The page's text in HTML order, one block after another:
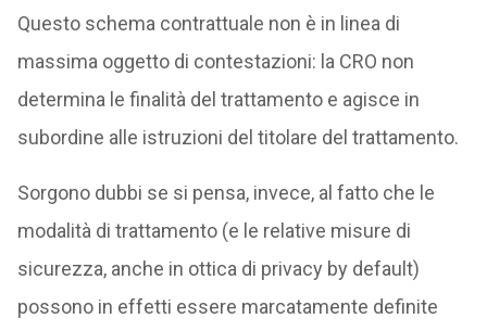
Questo schema contrattuale non è in linea di
massima oggetto di contestazioni: la CRO non
determina le finalità del trattamento e agisce in
subordine alle istruzioni del titolare del trattamento.
Sorgono dubbi se si pensa, invece, al fatto che le
modalità di trattamento (e le relative misure di
sicurezza, anche in ottica di privacy by default)
possono in effetti essere marcatamente definite